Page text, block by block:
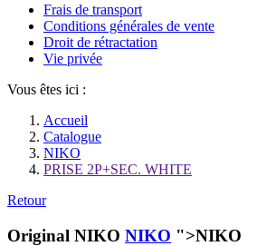
Frais de transport
Conditions générales de vente
Droit de rétractation
Vie privée
Vous êtes ici :
Accueil
Catalogue
NIKO
PRISE 2P+SEC. WHITE
Retour
Original NIKO NIKO ">NIKO